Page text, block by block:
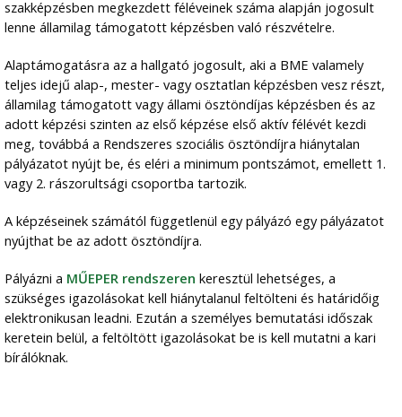
szakképzésben megkezdett féléveinek száma alapján jogosult
lenne államilag támogatott képzésben való részvételre.
Alaptámogatásra az a hallgató jogosult, aki a BME valamely
teljes idejű alap-, mester- vagy osztatlan képzésben vesz részt,
államilag támogatott vagy állami ösztöndíjas képzésben és az
adott képzési szinten az első képzése első aktív félévét kezdi
meg, továbbá a Rendszeres szociális ösztöndíjra hiánytalan
pályázatot nyújt be, és eléri a minimum pontszámot, emellett 1.
vagy 2. rászorultsági csoportba tartozik.
A képzéseinek számától függetlenül egy pályázó egy pályázatot
nyújthat be az adott ösztöndíjra.
Pályázni a MŰEPER rendszeren keresztül lehetséges, a
szükséges igazolásokat kell hiánytalanul feltölteni és határidőig
elektronikusan leadni. Ezután a személyes bemutatási időszak
keretein belül, a feltöltött igazolásokat be is kell mutatni a kari
bírálóknak.